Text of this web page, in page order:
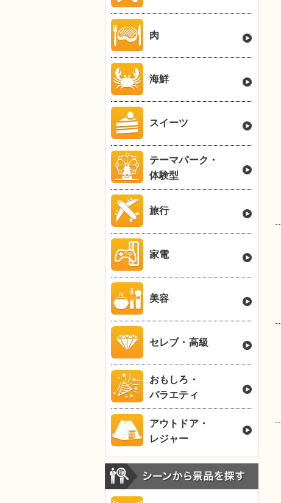
肉
海鮮
スイーツ
テーマパーク・
体験型
旅行
家電
美容
セレブ・高級
おもしろ・
バラエティ
アウトドア・
レジャー